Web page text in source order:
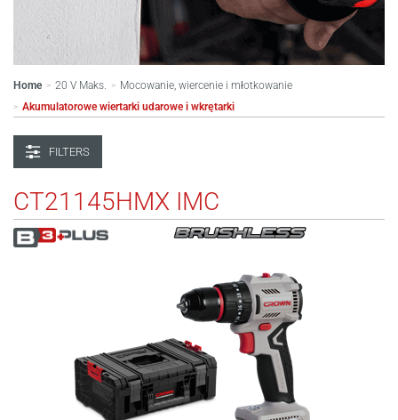
Home > 20 V Maks. > Mocowanie, wiercenie i młotkowanie
> Akumulatorowe wiertarki udarowe i wkrętarki
FILTERS
CT21145HMX IMC